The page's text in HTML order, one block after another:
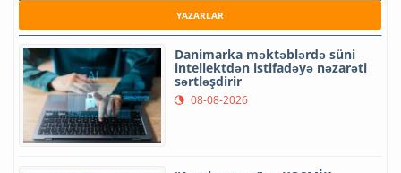
YAZARLAR
Danimarka məktəblərdə süni
intellektdən istifadəyə nəzarəti
sərtləşdirir
08-08-2026